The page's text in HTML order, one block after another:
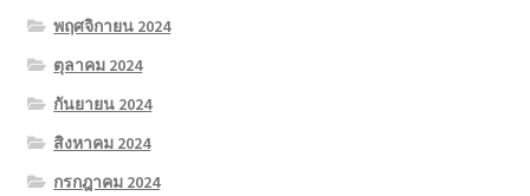
พฤศจิกายน 2024
ตุลาคม 2024
กันยายน 2024
สิงหาคม 2024
กรกฎาคม 2024